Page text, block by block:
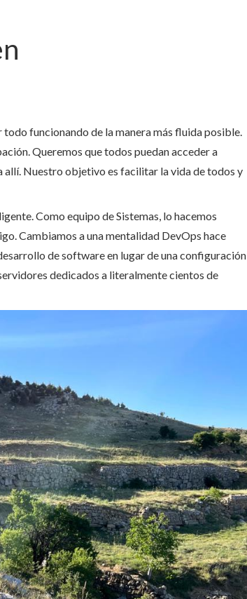
todo funcionando de la manera más fluida posible.
Queremos que todos puedan acceder a
allí. Nuestro objetivo es facilitar la vida de todos y
Como equipo de Sistemas, lo hacemos
Cambiamos a una mentalidad DevOps hace
de software en lugar de una configuración
dedicados a literalmente cientos de